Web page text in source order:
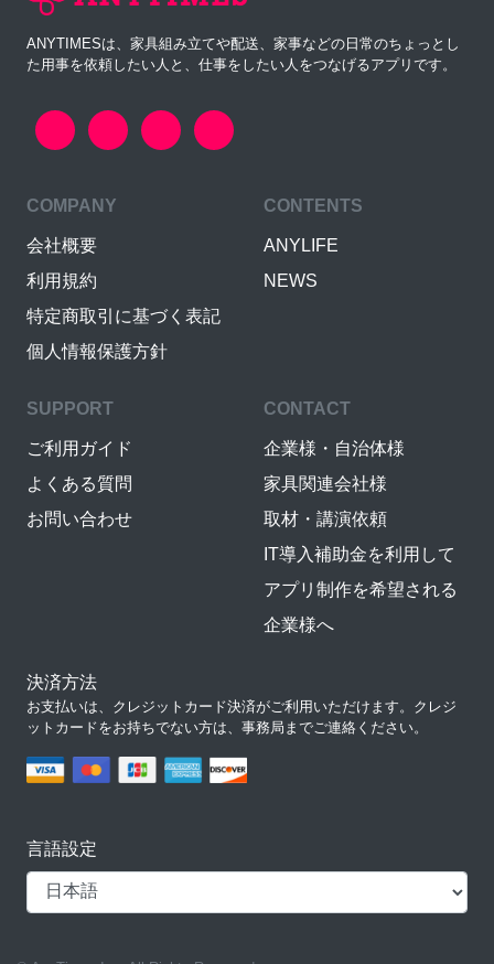
ANYTIMESは、家具組み立てや配送、家事などの日常のちょっとし
た用事を依頼したい人と、仕事をしたい人をつなげるアプリです。
COMPANY
会社概要
利用規約
特定商取引に基づく表記
個人情報保護方針
CONTENTS
ANYLIFE
NEWS
SUPPORT
ご利用ガイド
よくある質問
お問い合わせ
CONTACT
企業様・自治体様
家具関連会社様
取材・講演依頼
IT導入補助金を利用して
アプリ制作を希望される
企業様へ
決済方法
お支払いは、クレジットカード決済がご利用いただけます。クレジ
ットカードをお持ちでない方は、事務局までご連絡ください。
言語設定